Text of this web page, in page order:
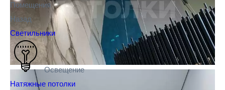
Помещения
Назад
Светильники
Освещение
Натяжные потолки